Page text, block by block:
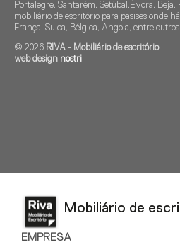
Portalegre, Santarém. Setúbal,Évora, Beja,
mobiliário de escritório para pasises onde
França, Suica, Bélgica, Angola, entre outros.
© 2026 RIVA - Mobiliário de escritório
web design nostri
Mobiliário de
EMPRESA